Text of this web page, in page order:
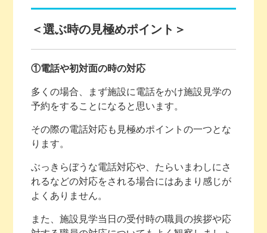
＜選ぶ時の見極めポイント＞
①電話や初対面の時の対応
多くの場合、まず施設に電話をかけ施設見学の
予約をすることになると思います。
その際の電話対応も見極めポイントの一つとな
ります。
ぶっきらぼうな電話対応や、たらいまわしにさ
れるなどの対応をされる場合にはあまり感じが
よくありません。
また、施設見学当日の受付時の職員の挨拶や応